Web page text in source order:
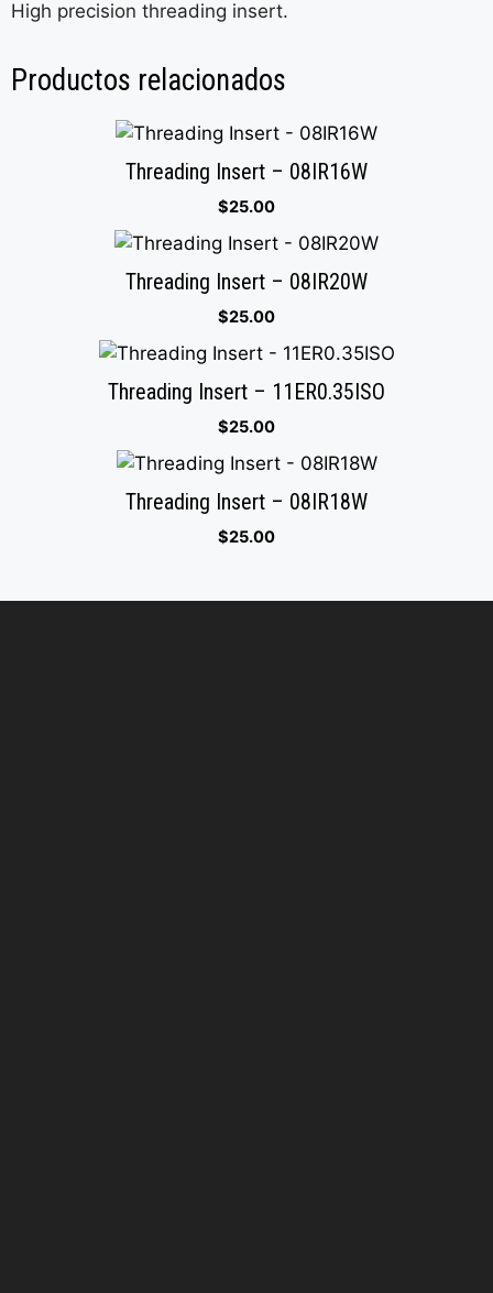
High precision threading insert.
Productos relacionados
Threading Insert – 08IR16W
$25.00
Threading Insert – 08IR20W
$25.00
Threading Insert – 11ER0.35ISO
$25.00
Threading Insert – 08IR18W
$25.00